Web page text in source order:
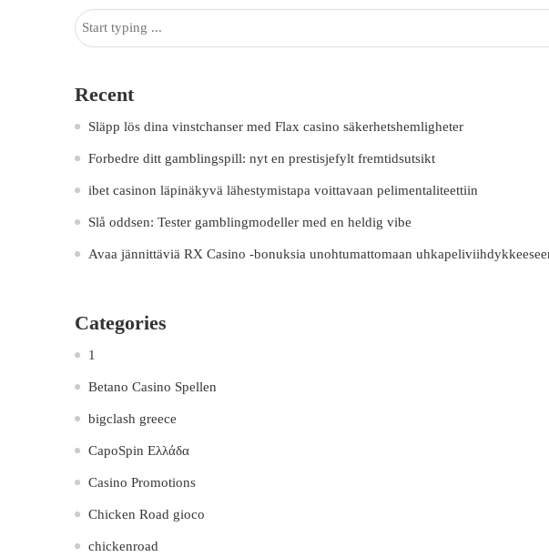
Recent
Släpp lös dina vinstchanser med Flax casino säkerhetshemligheter
Forbedre ditt gamblingspill: nyt en prestisjefylt fremtidsutsikt
ibet casinon läpinäkyvä lähestymistapa voittavaan pelimentaliteettiin
Slå oddsen: Tester gamblingmodeller med en heldig vibe
Avaa jännittäviä RX Casino -bonuksia unohtumattomaan
Categories
1
Betano Casino Spellen
bigclash greece
CapoSpin Ελλάδα
Casino Promotions
Chicken Road gioco
chickenroad